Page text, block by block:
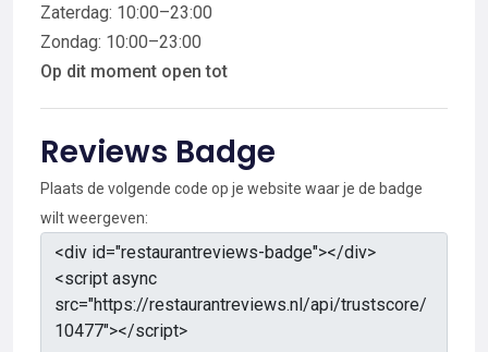
Zaterdag: 10:00–23:00
Zondag: 10:00–23:00
Op dit moment open tot
Reviews Badge
Plaats de volgende code op je website waar je de badge
wilt weergeven: